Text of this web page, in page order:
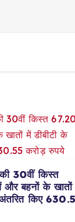
30वीं किस्त
बहनों के
अंतरित किए